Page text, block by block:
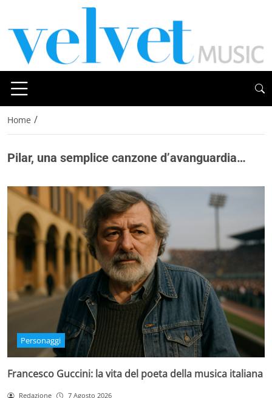
Home /
Pilar, una semplice canzone d’avanguardia…
Personaggi
Francesco Guccini: la vita del poeta della musica italiana
Redazione 7 Agosto 2026